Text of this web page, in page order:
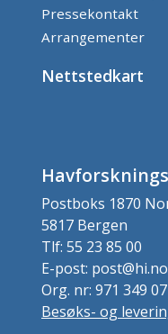
Pressekontakt
Arrangementer
Nettstedkart
Postboks 1870
5817 Bergen
Tlf: 55 23 85 00
E-post: post@hi.no
Org. nr: 971 349
Besøks- og